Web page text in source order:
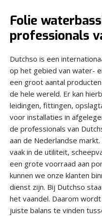
Folie
professionals
Dutchso is een
op het gebied van water-
een groot aantal
de hele wereld. Er kan
leidingen, fittingen,
voor installaties in
de professionals van
aan de Nederlandse
vaak in de utiliteit,
een grote voorraad aan
kunnen we onze klanten
dienst zijn. Bij Dutchso
het vaandel. Daarom
juiste balans te vinden